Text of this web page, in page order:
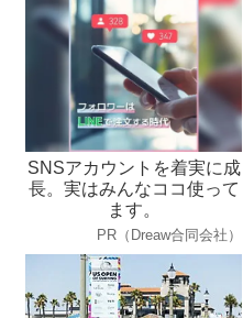
SNSアカウントを着実に成
長。実はみんなココ使って
ます。
PR（Dreaw合同会社）